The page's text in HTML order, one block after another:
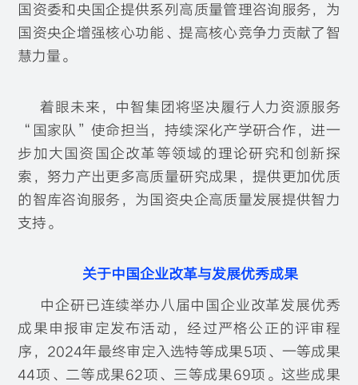
国资委和央国企提供系列高质量管理咨询服务，为
国资央企增强核心功能、提高核心竞争力贡献了智
慧力量。
着眼未来，中智集团将坚决履行人力资源服务
“国家队”使命担当，持续深化产学研合作，进一
步加大国资国企改革等领域的理论研究和创新探
索，努力产出更多高质量研究成果，提供更加优质
的智库咨询服务，为国资央企高质量发展提供智力
支持。
关于中国企业改革与发展优秀成果
中企研已连续举办八届中国企业改革发展优秀
成果申报审定发布活动，经过严格公正的评审程
序，2024年最终审定入选特等成果5项、一等成果
44项、二等成果62项、三等成果69项。这些成果